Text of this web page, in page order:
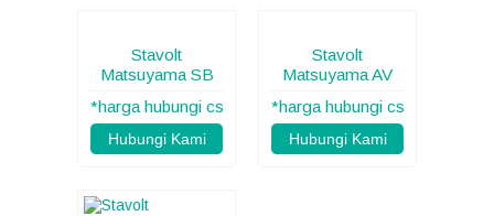
Stavolt
Matsuyama SB
*harga hubungi cs
Hubungi Kami
Stavolt
Matsuyama AV
*harga hubungi cs
Hubungi Kami